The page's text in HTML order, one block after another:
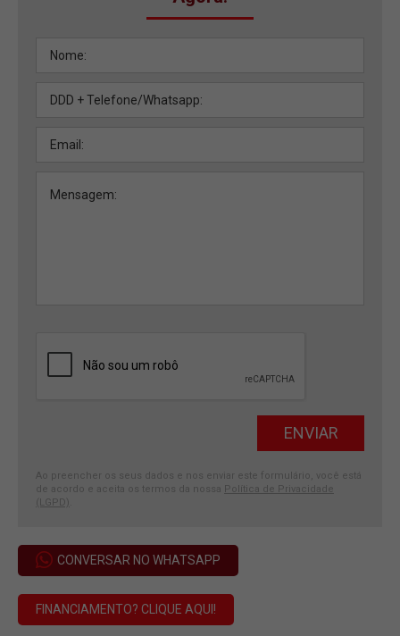
Ao preencher os seus dados e nos enviar este formulário, você está
de acordo e aceita os termos da nossa Política de Privacidade
(LGPD)
CONVERSAR NO WHATSAPP
FINANCIAMENTO? CLIQUE AQUI!